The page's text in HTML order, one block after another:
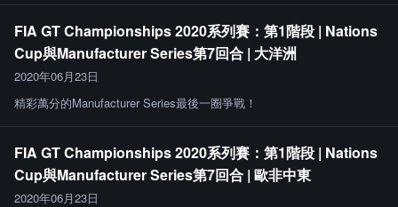
FIA GT Championships 2020系列賽：第1階段 | Nations
Cup與Manufacturer Series第7回合 | 大洋洲
2020年06月23日
精彩萬分的Manufacturer Series最後一圈爭戰！
FIA GT Championships 2020系列賽：第1階段 | Nations
Cup與Manufacturer Series第7回合 | 歐非中東
2020年06月23日